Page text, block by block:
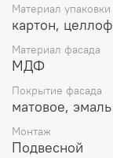
Материал упаковки
картон,
Материал фасада
МДФ
Покрытие фасада
матовое, эмаль
Монтаж
Подвесной